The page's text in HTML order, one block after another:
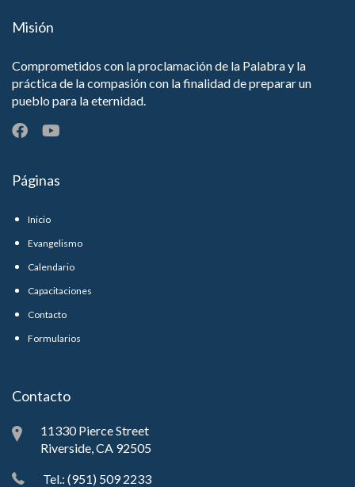
Misión
Comprometidos con la proclamación de la Palabra y la
práctica de la compasión con la finalidad de preparar un
pueblo para la eternidad.
Páginas
Inicio
Evangelismo
Calendario
Capacitaciones
Contacto
Formularios
Contacto
11330 Pierce Street
Riverside, CA 92505
Tel.: (951) 509 2233